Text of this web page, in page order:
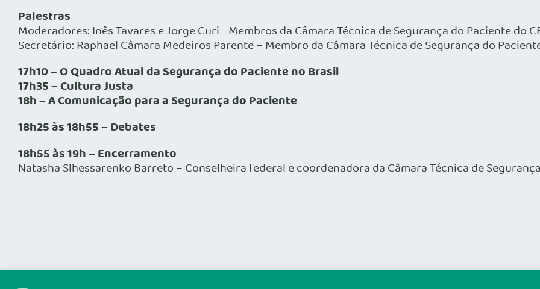
Palestras
Moderadores: Inês Tavares e Jorge Curi– Membros da Câmara Técnica de Segurança do Paciente do
Secretário: Raphael Câmara Medeiros Parente – Membro da Câmara Técnica de Segurança do
17h10 – O Quadro Atual da Segurança do Paciente no Brasil
17h35 – Cultura Justa
18h – A Comunicação para a Segurança do Paciente
18h25 às 18h55 – Debates
18h55 às 19h – Encerramento
Natasha Slhessarenko Barreto – Conselheira federal e coordenadora da Câmara Técnica de